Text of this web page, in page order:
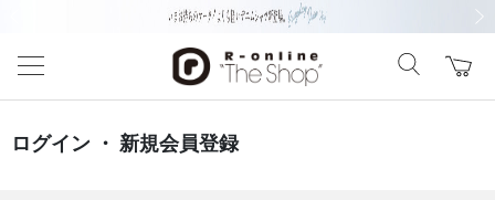
ログイン ・ 新規会員登録